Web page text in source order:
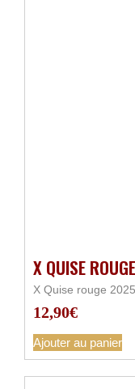
X QUISE ROUGE
X Quise rouge 2025
12,90€
Ajouter au panier